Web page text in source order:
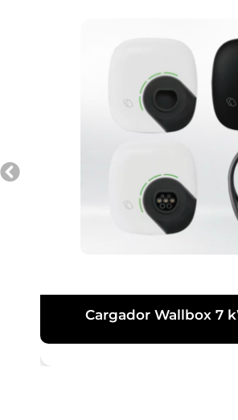
Cargador Wallbox 7